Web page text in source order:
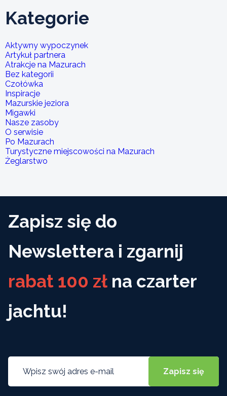
Kategorie
Aktywny wypoczynek
Artykuł partnera
Atrakcje na Mazurach
Bez kategorii
Czołówka
Inspiracje
Mazurskie jeziora
Migawki
Nasze zasoby
O serwisie
Po Mazurach
Turystyczne miejscowości na Mazurach
Żeglarstwo
Zapisz się do
Newslettera i zgarnij
rabat 100 zł na czarter
jachtu!